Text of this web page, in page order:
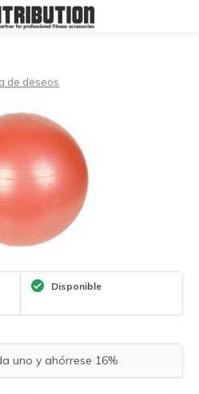
de deseos
Disponible
uno y ahórrese 16%